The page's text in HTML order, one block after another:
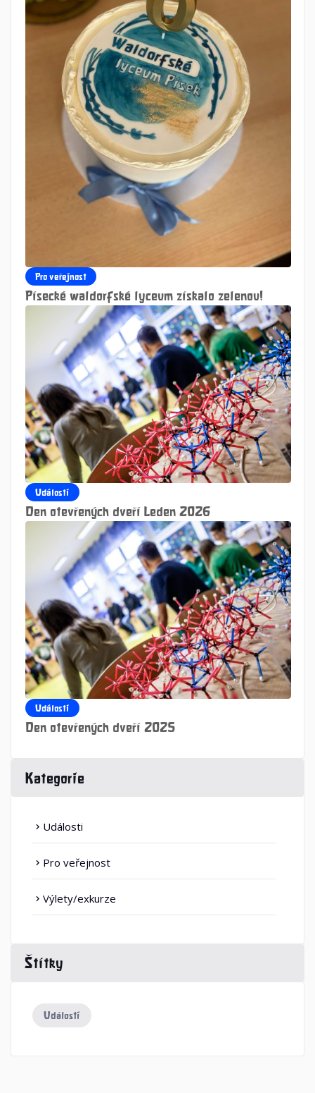
Pro veřejnost
Písecké waldorfské lyceum získalo zelenou!
Události
Den otevřených dveří Leden 2026
Události
Den otevřených dveří 2025
Kategorie
navigate_next Události
navigate_next Pro veřejnost
navigate_next Výlety/exkurze
Štítky
Události